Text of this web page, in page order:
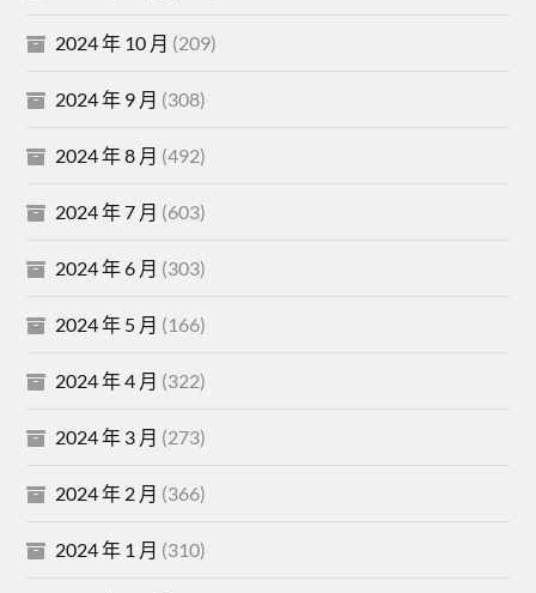
2024 年 10 月 (209)
2024 年 9 月 (308)
2024 年 8 月 (492)
2024 年 7 月 (603)
2024 年 6 月 (303)
2024 年 5 月 (166)
2024 年 4 月 (322)
2024 年 3 月 (273)
2024 年 2 月 (366)
2024 年 1 月 (310)